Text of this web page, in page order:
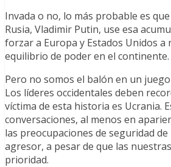
Invada o no, lo más probable es
Rusia, Vladimir Putin, use esa
forzar a Europa y Estados Unidos a
equilibrio de poder en el continente.
Pero no somos el balón en un
Los líderes occidentales deben
víctima de esta historia es Ucrania.
conversaciones, al menos en
las preocupaciones de seguridad de
agresor, a pesar de que las
prioridad.